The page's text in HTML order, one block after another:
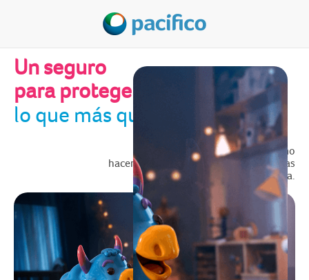
Un seguro
para proteger
lo que más quieres
Envía tus datos y conoce cómo
hacer que tu dinero rinda más, mientras
proteges a tu familia.